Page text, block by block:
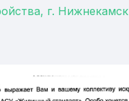
г. Нижнекамск